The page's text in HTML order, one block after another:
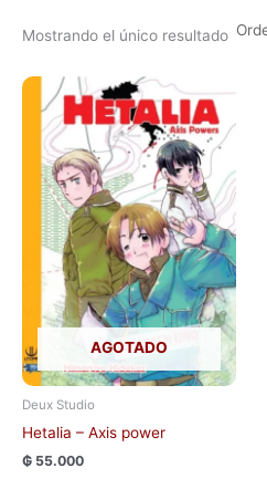
Mostrando el único resultado
AGOTADO
Deux Studio
Hetalia – Axis power
₲ 55.000
producto
tiene
múltiples
variantes.
Las
opciones
se
pueden
elegir
en
página